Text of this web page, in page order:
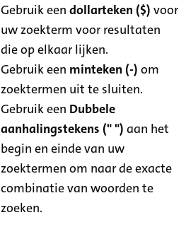
Gebruik eendollarteken ($) voor
uw zoekterm voor resultaten
die op elkaar lijken.
Gebruik een minteken (-) om
zoektermen uit te sluiten.
Gebruik een Dubbele
aanhalingstekens (" ") aan het
begin en einde van uw
zoektermen om naar de exacte
combinatie van woorden te
zoeken.